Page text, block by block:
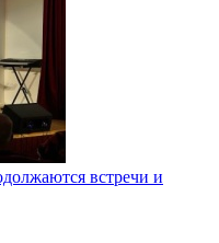
встречи и